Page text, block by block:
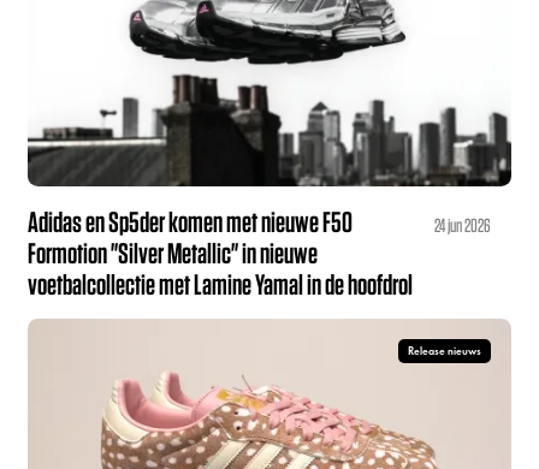
Adidas en Sp5der komen met nieuwe F50
Formotion "Silver Metallic" in nieuwe
voetbalcollectie met Lamine Yamal in de hoofdrol
24 jun 2026
Release nieuws